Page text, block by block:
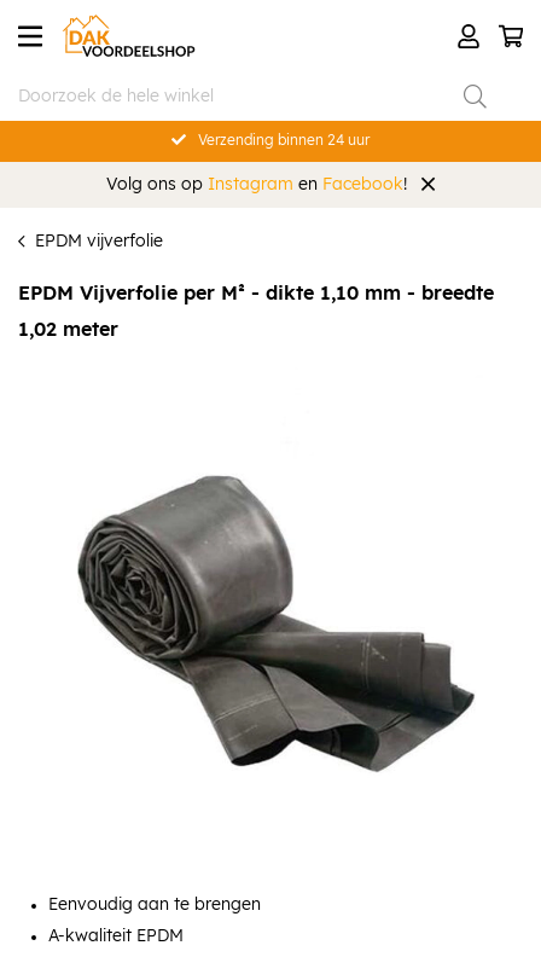
Verzending binnen 24 uur
Volg ons op Instagram en Facebook!
EPDM vijverfolie
EPDM Vijverfolie per M² - dikte 1,10 mm - breedte
1,02 meter
Eenvoudig aan te brengen
A-kwaliteit EPDM